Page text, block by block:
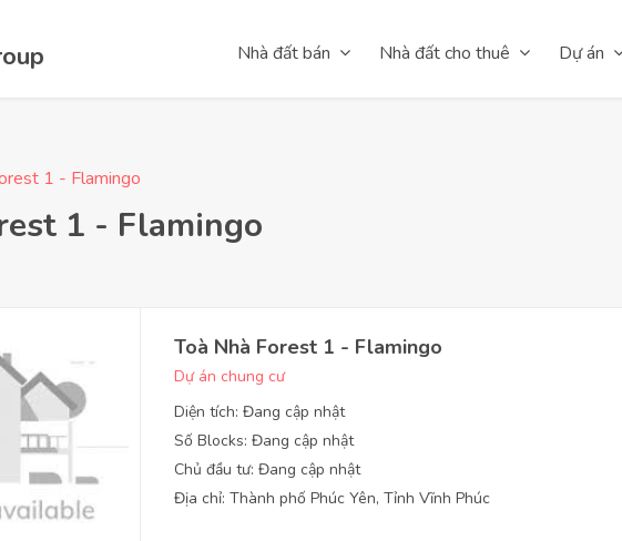
Nhà đất bán Nhà đất cho thuê Dự án
1 - Flamingo
1 - Flamingo
Toà Nhà Forest 1 - Flamingo
Dự án chung cư
Diện tích: Đang cập nhật
Số Blocks: Đang cập nhật
Chủ đầu tư: Đang cập nhật
Địa chỉ: Thành phố Phúc Yên, Tỉnh Vĩnh Phúc